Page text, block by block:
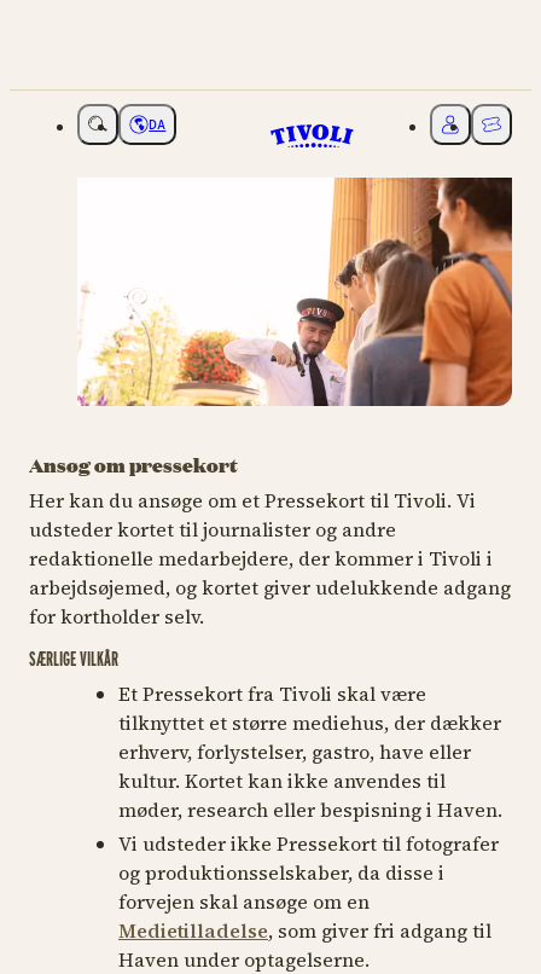
Vælg sprog
DA Mit Tivoli
Ansøg om pressekort
Her kan du ansøge om et Pressekort til Tivoli. Vi
udsteder kortet til journalister og andre
redaktionelle medarbejdere, der kommer i Tivoli i
arbejdsøjemed, og kortet giver udelukkende adgang
for kortholder selv.
SÆRLIGE VILKÅR
Et Pressekort fra Tivoli skal være
tilknyttet et større mediehus, der dækker
erhverv, forlystelser, gastro, have eller
kultur. Kortet kan ikke anvendes til
møder, research eller bespisning i Haven.
Vi udsteder ikke Pressekort til fotografer
og produktionsselskaber, da disse i
forvejen skal ansøge om en
Medietilladelse, som giver fri adgang til
Haven under optagelserne.